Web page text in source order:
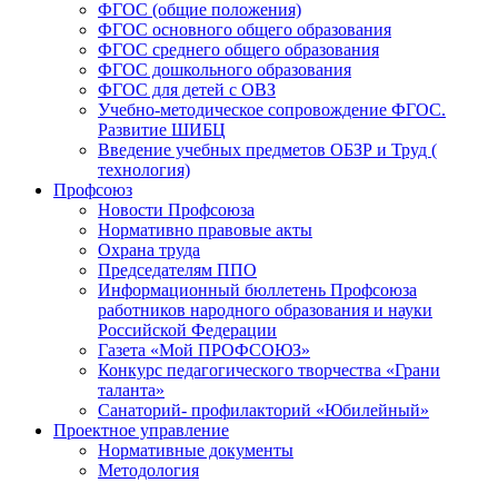
ФГОС (общие положения)
ФГОС основного общего образования
ФГОС среднего общего образования
ФГОС дошкольного образования
ФГОС для детей с ОВЗ
Учебно-методическое сопровождение ФГОС.
Развитие ШИБЦ
Введение учебных предметов ОБЗР и Труд (
технология)
Профсоюз
Новости Профсоюза
Нормативно правовые акты
Охрана труда
Председателям ППО
Информационный бюллетень Профсоюза
работников народного образования и науки
Российской Федерации
Газета «Мой ПРОФСОЮЗ»
Конкурс педагогического творчества «Грани
таланта»
Санаторий- профилакторий «Юбилейный»
Проектное управление
Нормативные документы
Методология